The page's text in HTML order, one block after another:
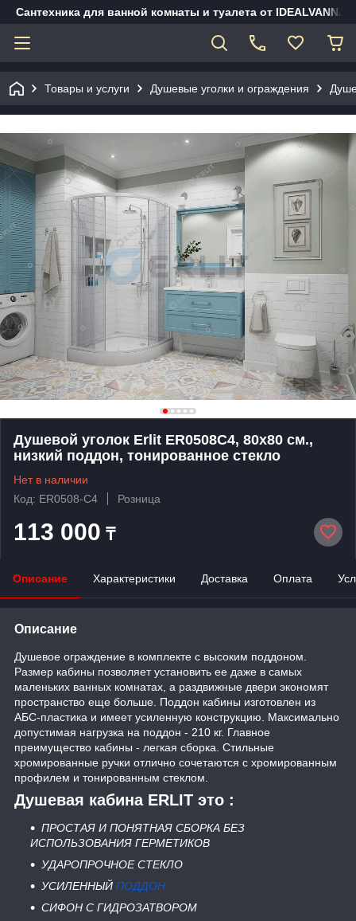
Сантехника для ванной комнаты и туалета от
Товары и услуги Душевые уголки и ограждения
Душевой уголок Erlit ER0508C4, 80х80 см.,
низкий поддон, тонированное стекло
Нет в наличии
Код: ER0508-C4
Розница
113 000 ₸
Описание Характеристики Доставка Оплата
Описание
Душевое ограждение в комплекте с высоким поддоном.
Размер кабины позволяет установить ее даже в самых
маленьких ванных комнатах, а раздвижные двери экономят
пространство еще больше. Поддон кабины изготовлен из
АБС-пластика и имеет усиленную конструкцию. Максимально
допустимая нагрузка на поддон - 210 кг. Главное
преимущество кабины - легкая сборка. Стильные
хромированные ручки отлично сочетаются с хромированным
профилем и тонированным стеклом.
Душевая кабина ERLIT это :
ПРОСТАЯ И ПОНЯТНАЯ СБОРКА БЕЗ
ИСПОЛЬЗОВАНИЯ ГЕРМЕТИКОВ
УДАРОПРОЧНОЕ СТЕКЛО
УСИЛЕННЫЙ ПОДДОН
СИФОН С ГИДРОЗАТВОРОМ